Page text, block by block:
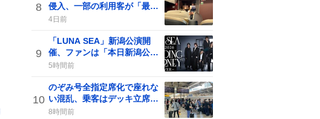
8
侵入、一部の利用客が「最
悪」や「不快」感をツイート
4日前
9
「LUNA SEA」新潟公演開
催、ファンは「本日新潟公
演‼️」と熱狂的な声
5時間前
10
のぞみ号全指定席化で座れな
い混乱、乗客はデッキ立席や
ひかり号自由席へ奔る
8時間前